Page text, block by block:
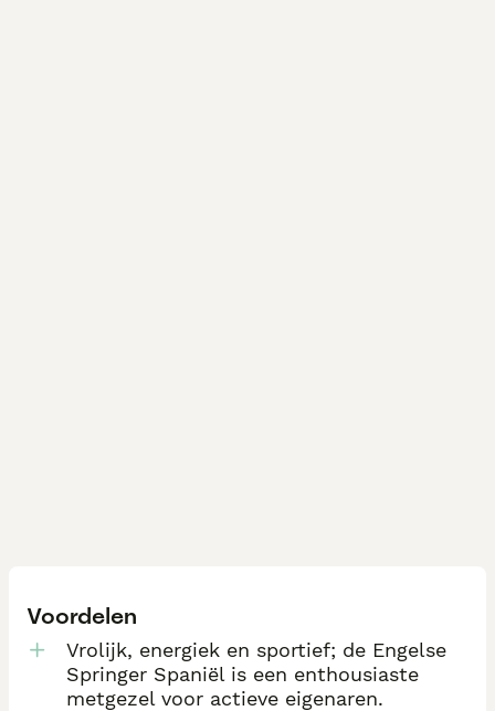
Voordelen
Vrolijk, energiek en sportief; de Engelse
Springer Spaniël is een enthousiaste
metgezel voor actieve eigenaren.